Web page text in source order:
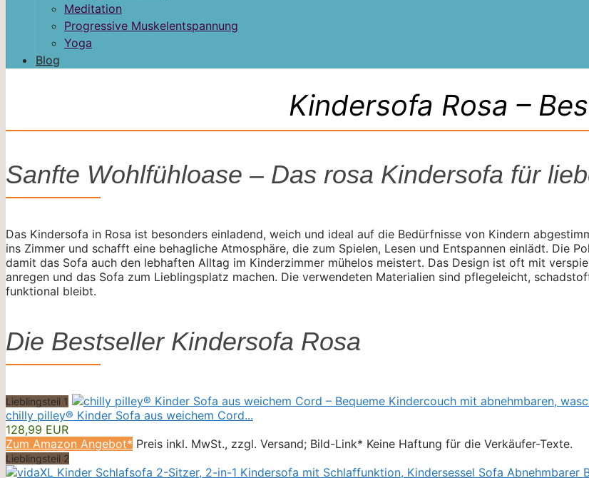
Meditation
Progressive Muskelentspannung
Yoga
Blog
Kindersofa Rosa –
Sanfte Wohlfühloase – Das rosa Kindersofa für
Das Kindersofa in Rosa ist besonders einladend, weich und ideal auf die Bedürfnisse von Kindern
ins Zimmer und schafft eine behagliche Atmosphäre, die zum Spielen, Lesen und Entspannen einlädt.
damit das Sofa auch den lebhaften Alltag im Kinderzimmer mühelos meistert. Das Design ist oft mit
anregen und das Sofa zum Lieblingsplatz machen. Die verwendeten Materialien sind pflegeleicht,
funktional bleibt.
Die Bestseller Kindersofa Rosa
Lieblingsteil 1
chilly pilley® Kinder Sofa aus weichem Cord...
128,99 EUR
Zum Amazon Angebot* Preis inkl. MwSt., zzgl. Versand; Bild-Link* Keine Haftung für die Verkäufer-Texte.
Lieblingsteil 2